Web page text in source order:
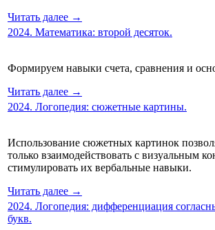
Читать далее →
2024. Математика: второй десяток.
Формируем навыки счета, сравнения и
Читать далее →
2024. Логопедия: сюжетные картины.
Использование сюжетных картинок
только взаимодействовать с визуальным
стимулировать их вербальные навыки.
Читать далее →
2024. Логопедия: дифференциация
букв.